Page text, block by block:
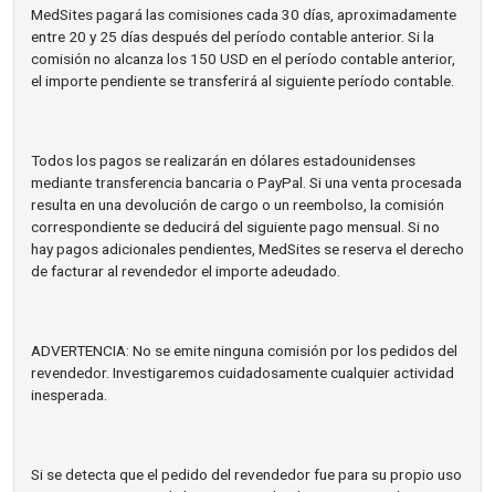
MedSites pagará las comisiones cada 30 días, aproximadamente
entre 20 y 25 días después del período contable anterior. Si la
comisión no alcanza los 150 USD en el período contable anterior,
el importe pendiente se transferirá al siguiente período contable.
Todos los pagos se realizarán en dólares estadounidenses
mediante transferencia bancaria o PayPal. Si una venta procesada
resulta en una devolución de cargo o un reembolso, la comisión
correspondiente se deducirá del siguiente pago mensual. Si no
hay pagos adicionales pendientes, MedSites se reserva el derecho
de facturar al revendedor el importe adeudado.
ADVERTENCIA: No se emite ninguna comisión por los pedidos del
revendedor. Investigaremos cuidadosamente cualquier actividad
inesperada.
Si se detecta que el pedido del revendedor fue para su propio uso